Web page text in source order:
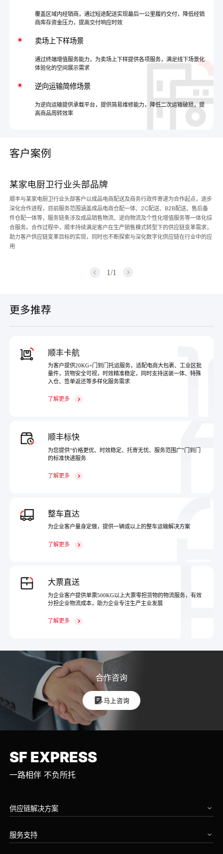
覆盖区域内经销商，通过短途配送实现最后一公里履约交付，降低经销
商库存资金压力，提高交付响应时效
卖场上下样场景
通过终端增值服务能力，为卖场上下样提供各项服务，满足线下场景化
体验化的空间展示需求
逆向运输简修场景
为逆向运输提供承载平台，提供简易维修能力，降低二次运输破损，提
高商品周转效率
客户案例
某家电厨卫行业头部品牌
顺丰与某家电厨卫行业头部客户以成品电商配送及商务行政件寄递为合作起点，逐步
深化合作进程，目前服务范围涵盖成品电商仓配一体、2C配送、B2B配送、售后备
件仓配一体等，服务链条涉及成品销售物流、逆向物流及个性化增值服务等一体化综
合服务。合作过程中，顺丰持续满足客户在生产销售模式转型下的供应链变革需求，
助力客户供应链变革目标的实现，同时也不断探索与深化数字化供应链在行业中的应
用
1/1
更多推荐
顺丰卡航
为客户提供20KG+门到门托运服务，适配电商大包裹、工业区批
量件，货物安全可视，时效精准稳定，同时支持送装一体、特殊
入仓、签单返还等多样化服务需求
了解更多
顺丰标快
为您提供“价格更优、时效稳定、托寄无忧、服务范围广”门到门
的标准快递服务
了解更多
整车直达
为企业客户量身定做，提供一辆或以上的整车运输解决方案
了解更多
大票直送
为企业客户提供单票500KG以上大票零担货物的物流服务，有效
分担企业物流成本，助力企业专注生产主业发展
了解更多
合作咨询
马上咨询
SF EXPRESS
一路相伴 不负所托
供应链解决方案
高科技
服务支持